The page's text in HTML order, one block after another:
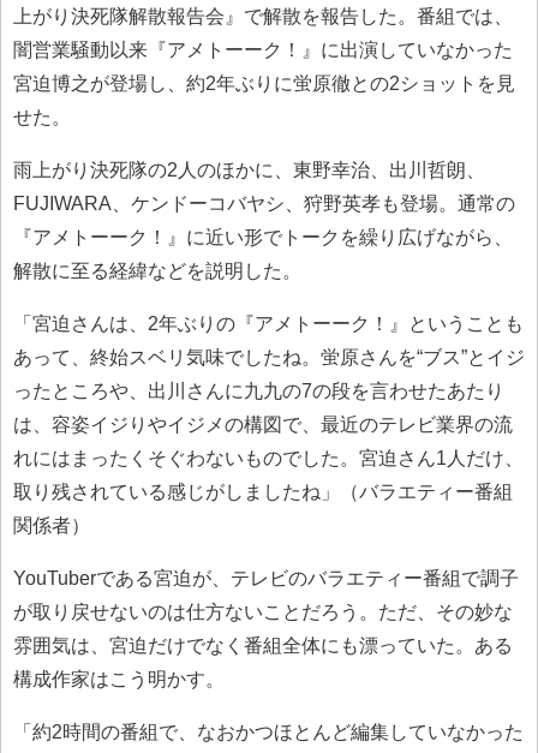
上がり決死隊解散報告会』で解散を報告した。番組では、
闇営業騒動以来『アメトーーク！』に出演していなかった
宮迫博之が登場し、約2年ぶりに蛍原徹との2ショットを見
せた。
雨上がり決死隊の2人のほかに、東野幸治、出川哲朗、
FUJIWARA、ケンドーコバヤシ、狩野英孝も登場。通常の
『アメトーーク！』に近い形でトークを繰り広げながら、
解散に至る経緯などを説明した。
「宮迫さんは、2年ぶりの『アメトーーク！』ということも
あって、終始スベリ気味でしたね。蛍原さんを“ブス”とイジ
ったところや、出川さんに九九の7の段を言わせたあたり
は、容姿イジりやイジメの構図で、最近のテレビ業界の流
れにはまったくそぐわないものでした。宮迫さん1人だけ、
取り残されている感じがしましたね」（バラエティー番組
関係者）
YouTuberである宮迫が、テレビのバラエティー番組で調子
が取り戻せないのは仕方ないことだろう。ただ、その妙な
雰囲気は、宮迫だけでなく番組全体にも漂っていた。ある
構成作家はこう明かす。
「約2時間の番組で、なおかつほとんど編集していなかった